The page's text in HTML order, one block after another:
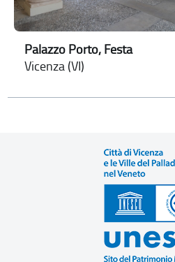
Palazzo Porto, Festa
Vicenza (VI)